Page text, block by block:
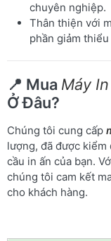
chuyên nghiệp.
Thân thiện với
phần giảm
📍 Mua Máy
Ở Đâu?
Chúng tôi cung cấp
lượng, đã được
cầu in ấn của bạn.
chúng tôi cam kết
cho khách hàng.